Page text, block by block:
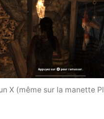
X (même sur la manette